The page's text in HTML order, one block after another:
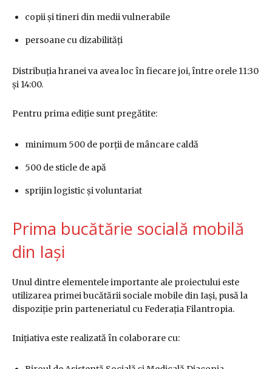
copii și tineri din medii vulnerabile
persoane cu dizabilități
Distribuția hranei va avea loc în fiecare joi, între orele 11:30
și 14:00.
Pentru prima ediție sunt pregătite:
minimum 500 de porții de mâncare caldă
500 de sticle de apă
sprijin logistic și voluntariat
Prima bucătărie socială mobilă
din Iași
Unul dintre elementele importante ale proiectului este
utilizarea primei bucătării sociale mobile din Iași, pusă la
dispoziție prin parteneriatul cuFederația Filantropia.
Inițiativa este realizată în colaborare cu: